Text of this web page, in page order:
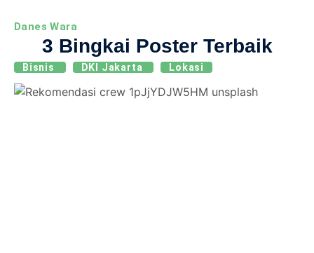
Danes Wara
3 Bingkai Poster Terbaik
Bisnis DKI Jakarta Lokasi